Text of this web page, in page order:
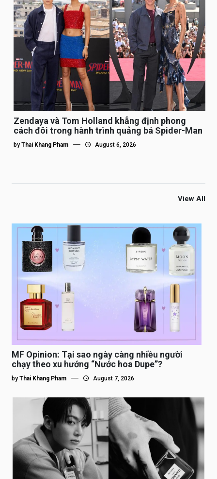
Zendaya và Tom Holland khẳng định phong
cách đôi trong hành trình quảng bá Spider-Man
by Thai Khang Pham August 6, 2026
View All
MF Opinion: Tại sao ngày càng nhiều người
chạy theo xu hướng “Nước hoa Dupe”?
by Thai Khang Pham August 7, 2026